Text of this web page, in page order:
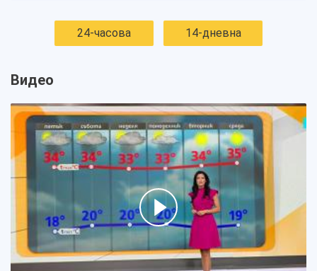
24-часова 14-дневна
Видео